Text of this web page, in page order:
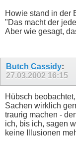
Howie stand in der
"Das macht der
Aber wie gesagt,
Butch Cassidy:
27.03.2002 16:15
Hübsch
Sachen wirklich
traurig machen -
ich, bis ich, sagen
keine Illusionen